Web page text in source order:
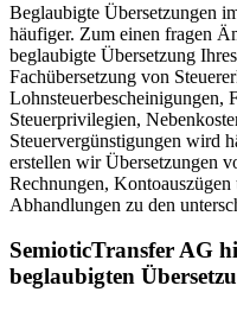
Beglaubigte Übersetzungen
häufiger. Zum einen fragen
beglaubigte Übersetzung
Fachübersetzung von
Lohnsteuerbescheinigungen,
Steuerprivilegien,
Steuervergünstigungen wird
erstellen wir Übersetzungen
Rechnungen, Kontoauszügen
Abhandlungen zu den
SemioticTransfer AG
beglaubigten